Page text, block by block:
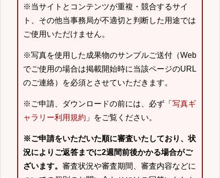
※当サイトとコンテンツが重複・競合するサイ
ト、その他当事務局が不適切と判断した用途では
ご使用いただけません。
※写真を使用した成果物のサンプルご送付（Web
でご使用の場合は掲載開始時に当該ページのURL
のご連絡）を必須とさせていただきます。
※ご申請、ダウンロードの前には、必ず「 写真ギ
ャラリー利用規約 」をご覧ください。
※ご申請をいただいた順に審査いたしており、状
況によりご返答までに2週間前後かかる場合がご
ざいます。 審査状況や審査期間、審査内容などに